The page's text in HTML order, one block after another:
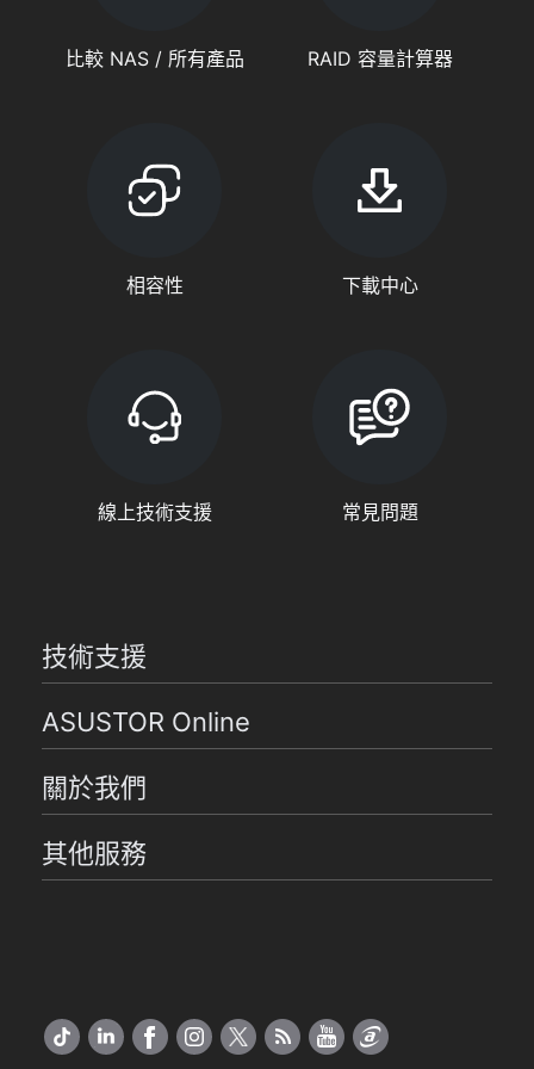
比較 NAS / 所有產品 RAID 容量計算器
相容性 下載中心
線上技術支援 常見問題
技術支援
ASUSTOR Online
關於我們
其他服務